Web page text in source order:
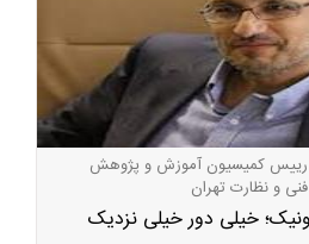
رییس کمیسیون آموزش و پژوهش
و نظارت تهران
خیلی دور خیلی نزدیک